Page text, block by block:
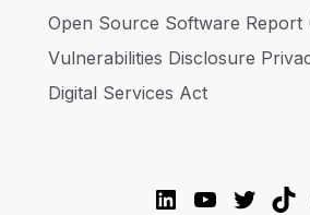
Open Source Software Report
Vulnerabilities Disclosure
Digital Services Act
LinkedIn
YouTube